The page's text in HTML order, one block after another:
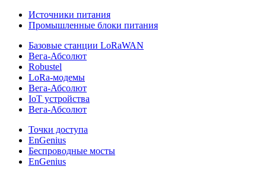
Источники питания
Промышленные блоки питания
Базовые станции LoRaWAN
Вега-Абсолют
Robustel
LoRa-модемы
Вега-Абсолют
IoT устройства
Вега-Абсолют
Точки доступа
EnGenius
Беспроводные мосты
EnGenius